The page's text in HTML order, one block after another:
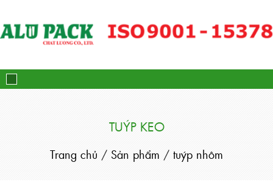
TUÝP KEO
Trang chủ / Sản phẩm / tuýp nhôm